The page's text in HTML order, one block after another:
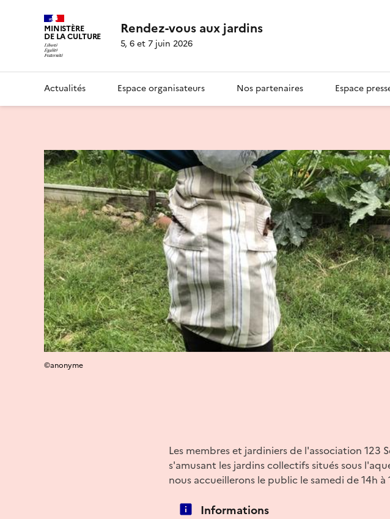
MINISTÈRE
DE LA CULTURE Rendez-vous aux jardins
5, 6 et 7 juin 2026
Actualités Espace organisateurs Nos partenaires Espace
©anonyme
Les membres et jardiniers de l'association
s'amusant les jardins collectifs situés sous
nous accueillerons le public le samedi de 14h à
Informations